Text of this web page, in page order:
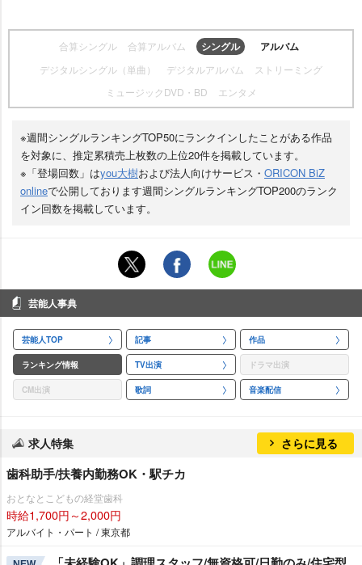
合算シングル 合算アルバム シングル アルバム
デジタルシングル（単曲） デジタルアルバム
ストリーミング
ミュージックDVD・BD
エンタメ
※週間シングルランキングTOP50にランクインしたことがある作品
を対象に、推定累積売上枚数の上位20件を掲載しています。
※「登場回数」はyou大樹および法人向けサービス・ ORICON BiZ
onlineで公開しております週間シングルランキングTOP200のランク
イン回数を掲載しています。
芸能人事典
芸能人TOP 記事 作品
ランキング情報 TV出演 ドラマ出演
CM出演 歌詞 音楽配信
求人特集 さらに見る
歯科助手/扶養内勤務OK・駅チカ
おとなとこどもの経堂歯科
時給1,700円～2,000円
アルバイト・パート / 東京都